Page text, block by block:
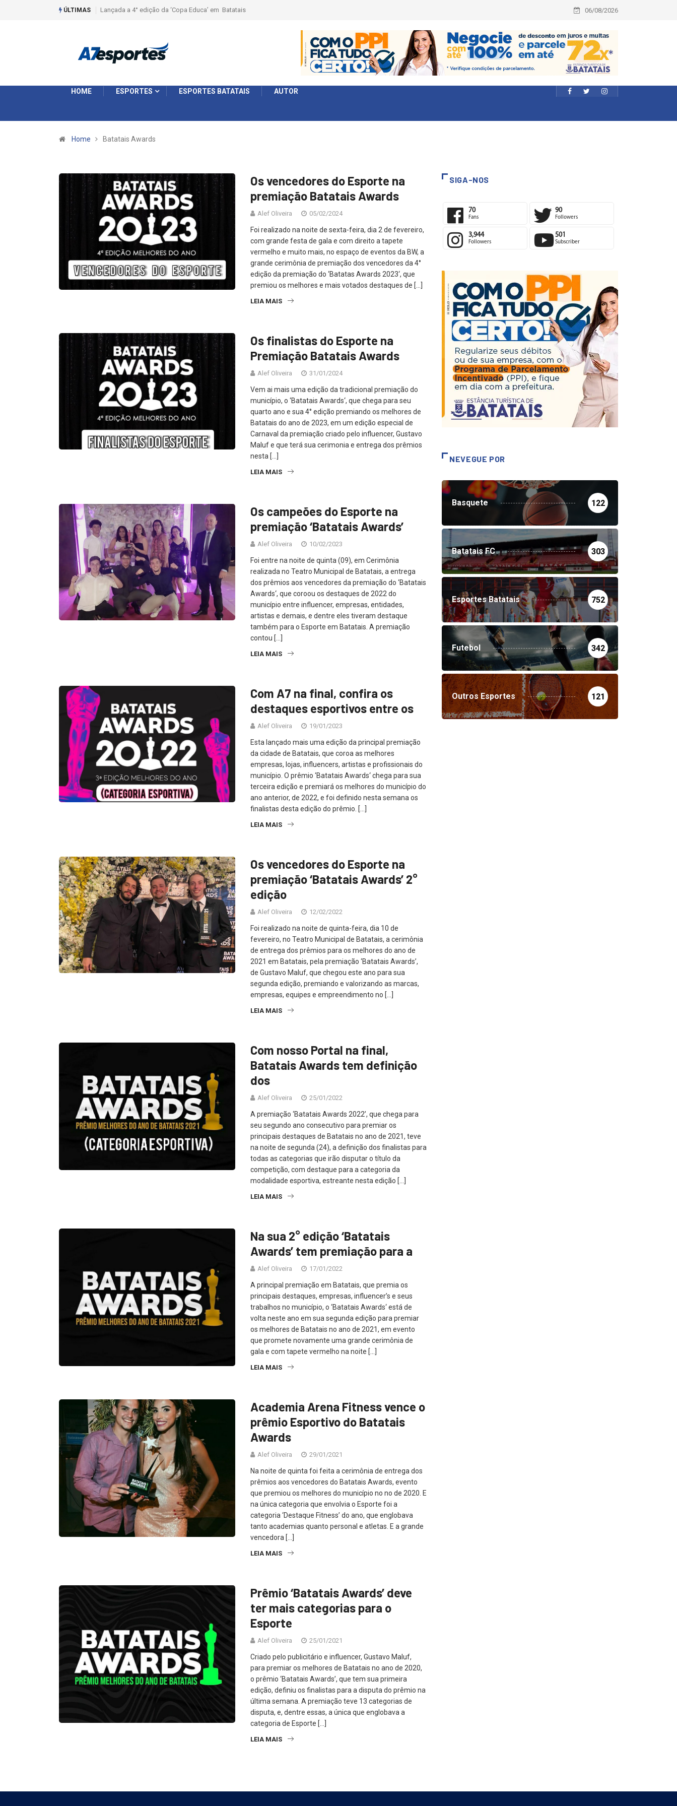
ÚLTIMAS Liga 2026: Equipes rompem com a LABE na Série Ouro e entidade define a 2° fase, times e formato 06/08/2026
HOME ESPORTES ESPORTES BATATAIS AUTOR
Home Batatais Awards
Os vencedores do Esporte na
premiação Batatais Awards
Alef Oliveira 05/02/2024
Foi realizado na noite de sexta-feira, dia 2 de fevereiro,
com grande festa de gala e com direito a tapete
vermelho e muito mais, no espaço de eventos da BW, a
grande cerimônia de premiação dos vencedores da 4°
edição da premiação do ‘Batatas Awards 2023‘, que
premiou os melhores e mais votados destaques de […]
LEIA MAIS
Os finalistas do Esporte na
Premiação Batatais Awards
Alef Oliveira 31/01/2024
Vem ai mais uma edição da tradicional premiação do
município, o ‘Batatais Awards‘, que chega para seu
quarto ano e sua 4° edição premiando os melhores de
Batatais do ano de 2023, em um edição especial de
Carnaval da premiação criado pelo influencer, Gustavo
Maluf e que terá sua cerimonia e entrega dos prêmios
nesta […]
LEIA MAIS
Os campeões do Esporte na
premiação ‘Batatais Awards’
Alef Oliveira 10/02/2023
Foi entre na noite de quinta (09), em Cerimônia
realizada no Teatro Municipal de Batatais, a entrega
dos prêmios aos vencedores da premiação do ‘Batatais
Awards‘, que coroou os destaques de 2022 do
município entre influencer, empresas, entidades,
artistas e demais, e dentre eles tiveram destaque
também para o Esporte em Batatais. A premiação
contou […]
LEIA MAIS
Com A7 na final, confira os
destaques esportivos entre os
Alef Oliveira 19/01/2023
Esta lançado mais uma edição da principal premiação
da cidade de Batatais, que coroa as melhores
empresas, lojas, influencers, artistas e profissionais do
município. O prêmio ‘Batatais Awards‘ chega para sua
terceira edição e premiará os melhores do município do
ano anterior, de 2022, e foi definido nesta semana os
finalistas desta edição do prêmio. […]
LEIA MAIS
Os vencedores do Esporte na
premiação ‘Batatais Awards’ 2°
edição
Alef Oliveira 12/02/2022
Foi realizado na noite de quinta-feira, dia 10 de
fevereiro, no Teatro Municipal de Batatais, a cerimônia
de entrega dos prêmios para os melhores do ano de
2021 em Batatais, pela premiação ‘Batatais Awards’,
de Gustavo Maluf, que chegou este ano para sua
segunda edição, premiando e valorizando as marcas,
empresas, equipes e empreendimento no […]
LEIA MAIS
Com nosso Portal na final,
Batatais Awards tem definição
dos
Alef Oliveira 25/01/2022
A premiação ‘Batatais Awards 2022’, que chega para
seu segundo ano consecutivo para premiar os
principais destaques de Batatais no ano de 2021, teve
na noite de segunda (24), a definição dos finalistas para
todas as categorias que irão disputar o título da
competição, com destaque para a categoria da
modalidade esportiva, estreante nesta edição […]
LEIA MAIS
Na sua 2° edição ‘Batatais
Awards’ tem premiação para a
Alef Oliveira 17/01/2022
A principal premiação em Batatais, que premia os
principais destaques, empresas, influencer’s e seus
trabalhos no município, o ‘Batatais Awards‘ está de
volta neste ano em sua segunda edição para premiar
os melhores de Batatais no ano de 2021, em evento
que promete novamente uma grande cerimônia de
gala e com tapete vermelho na noite […]
LEIA MAIS
Academia Arena Fitness vence o
prêmio Esportivo do Batatais
Awards
Alef Oliveira 29/01/2021
Na noite de quinta foi feita a cerimônia de entrega dos
prêmios aos vencedores do Batatais Awards, evento
que premiou os melhores do município no no de 2020. E
na única categoria que envolvia o Esporte foi a
categoria ‘Destaque Fitness’ do ano, que englobava
tanto academias quanto personal e atletas. E a grande
vencedora […]
LEIA MAIS
Prêmio ‘Batatais Awards’ deve
ter mais categorias para o
Esporte
Alef Oliveira 25/01/2021
Criado pelo publicitário e influencer, Gustavo Maluf,
para premiar os melhores de Batatais no ano de 2020,
o prêmio ‘Batatais Awards’, que tem sua primeira
edição, definiu os finalistas para a disputa do prêmio na
última semana. A premiação teve 13 categorias de
disputa, e, dentre essas, a única que englobava a
categoria de Esporte […]
LEIA MAIS
SIGA-NOS
70
Fans
90
Followers
3,944
Followers
501
Subscriber
NEVEGUE POR
Basquete 122
Batatais FC 303
Esportes Batatais 752
Futebol 342
Outros Esportes 121